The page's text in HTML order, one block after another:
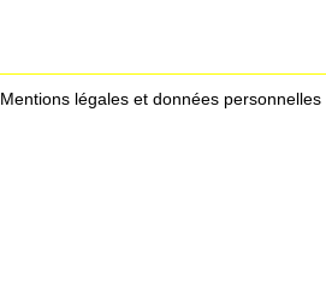
Mentions légales et données personnelles